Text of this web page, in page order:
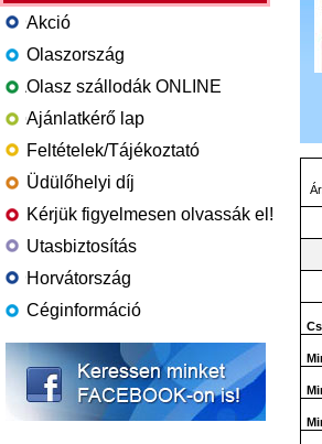
Akció
Olaszország
Olasz szállodák ONLINE
Ajánlatkérő lap
Feltételek/Tájékoztató
Üdülőhelyi díj
Kérjük figyelmesen olvassák el!
Utasbiztosítás
Horvátország
Céginformáció